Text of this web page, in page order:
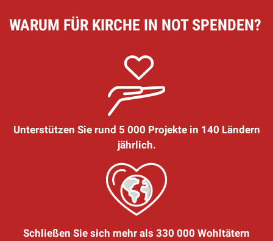
WARUM FÜR KIRCHE IN NOT SPENDEN?
Unterstützen Sie rund 5 000 Projekte in 140 Ländern
jährlich.
Schließen Sie sich mehr als 330 000 Wohltätern